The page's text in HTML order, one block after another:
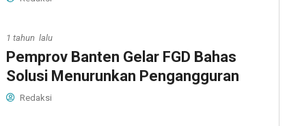
1 tahun lalu
Pemprov Banten Gelar FGD Bahas
Solusi Menurunkan Pengangguran
Redaksi